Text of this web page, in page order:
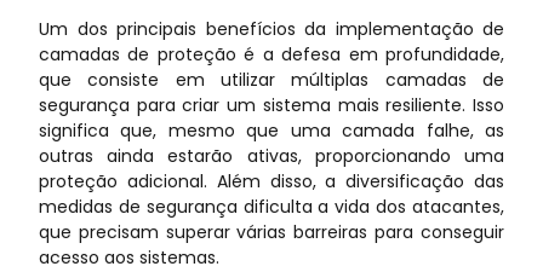
Um dos principais benefícios da implementação de
camadas de proteção é a defesa em profundidade,
que consiste em utilizar múltiplas camadas de
segurança para criar um sistema mais resiliente. Isso
significa que, mesmo que uma camada falhe, as
outras ainda estarão ativas, proporcionando uma
proteção adicional. Além disso, a diversificação das
medidas de segurança dificulta a vida dos atacantes,
que precisam superar várias barreiras para conseguir
acesso aos sistemas.